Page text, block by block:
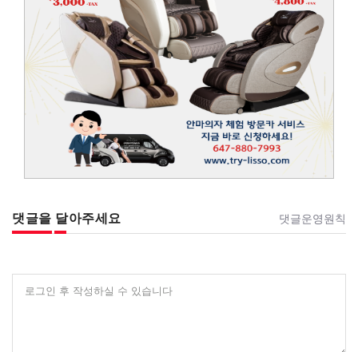
댓글을 달아주세요 댓글운영원칙
로그인 후 작성하실 수 있습니다